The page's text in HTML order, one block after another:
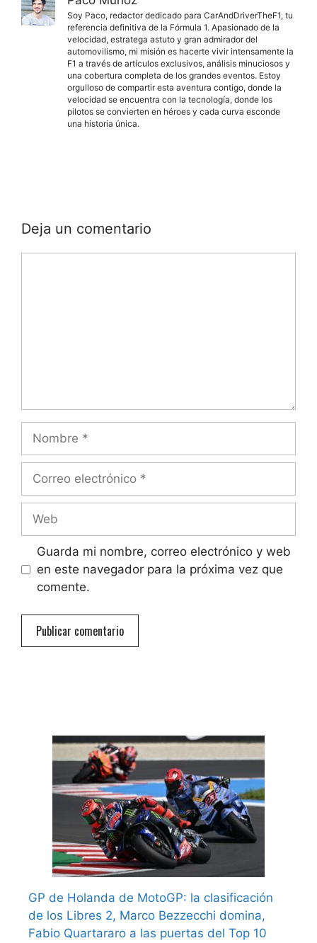
Soy Paco, redactor dedicado para CarAndDriverTheF1, tu
referencia definitiva de la Fórmula 1. Apasionado de la
velocidad, estratega astuto y gran admirador del
automovilismo, mi misión es hacerte vivir intensamente la
F1 a través de artículos exclusivos, análisis minuciosos y
una cobertura completa de los grandes eventos. Estoy
orgulloso de compartir esta aventura contigo, donde la
velocidad se encuentra con la tecnología, donde los
pilotos se convierten en héroes y cada curva esconde
una historia única.
Deja un comentario
Nombre
Correo
Web
Guarda mi nombre, correo electrónico y web
en este navegador para la próxima vez que
comente.
GP de Holanda de MotoGP: la clasificación
de los Libres 2, Marco Bezzecchi domina,
Fabio Quartararo a las puertas del Top 10